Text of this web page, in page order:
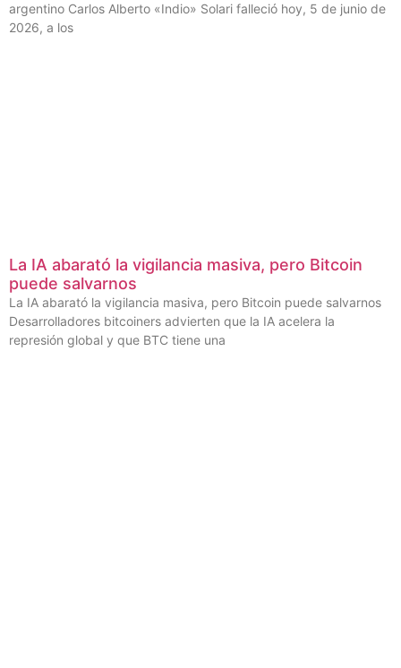
argentino Carlos Alberto «Indio» Solari falleció hoy, 5 de junio de
2026, a los
La IA abarató la vigilancia masiva, pero Bitcoin
puede salvarnos
La IA abarató la vigilancia masiva, pero Bitcoin puede salvarnos
Desarrolladores bitcoiners advierten que la IA acelera la
represión global y que BTC tiene una